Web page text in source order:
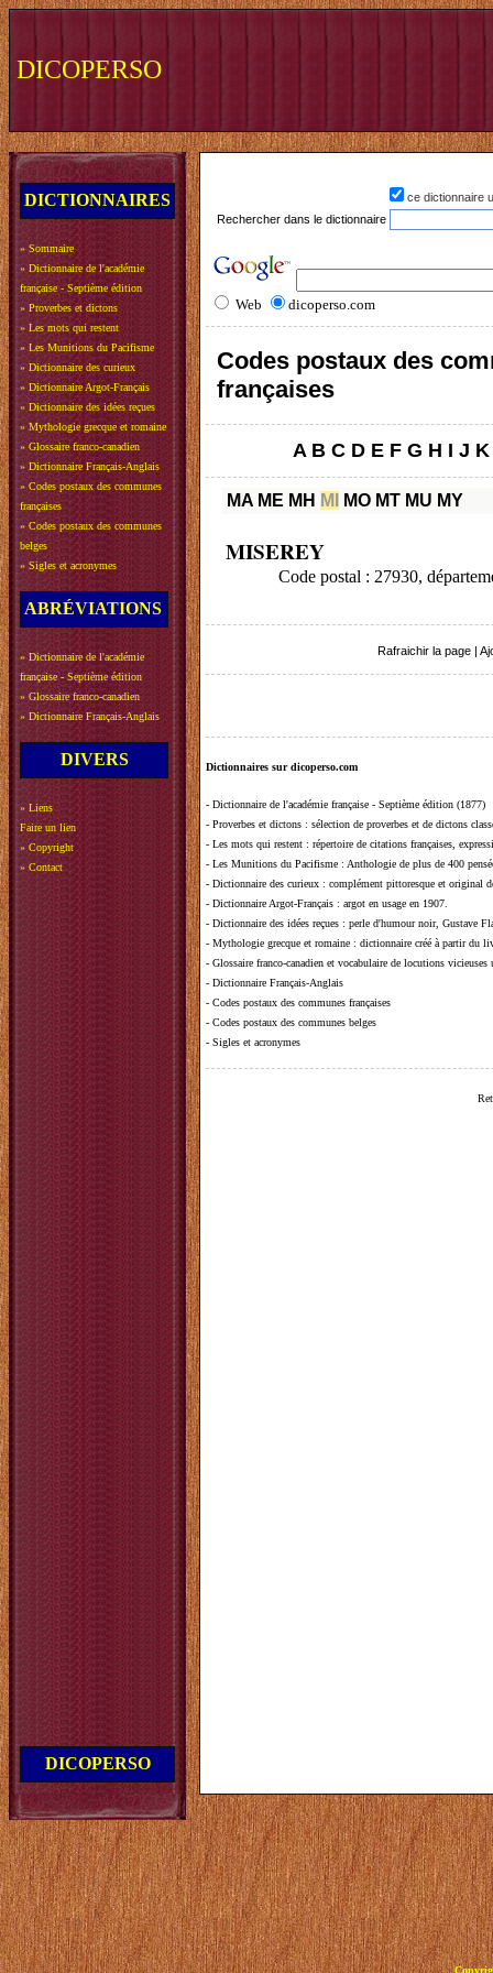
DICOPERSO
DICTIONNAIRES
» Sommaire
» Dictionnaire de l'académie
française - Septième édition
» Proverbes et dictons
» Les mots qui restent
» Les Munitions du Pacifisme
» Dictionnaire des curieux
» Dictionnaire Argot-Français
» Dictionnaire des idées reçues
» Mythologie grecque et romaine
» Glossaire franco-canadien
» Dictionnaire Français-Anglais
» Codes postaux des communes
françaises
» Codes postaux des communes
belges
» Sigles et acronymes
ABRÉVIATIONS
» Dictionnaire de l'académie
française - Septième édition
» Glossaire franco-canadien
» Dictionnaire Français-Anglais
DIVERS
» Liens
Faire un lien
» Copyright
» Contact
DICOPERSO
ce dictionnaire
Rechercher dans le dictionnaire
Web dicoperso.com
Codes postaux des
françaises
A B C D E F G H I J K
MA ME MH MI MO MT MU MY
MISEREY
Code postal : 27930,
Rafraichir la page
Dictionnaires sur dicoperso.com
- Dictionnaire de l'académie française - Septième édition (1877)
- Proverbes et dictons : sélection de proverbes et de dictons
- Les mots qui restent : répertoire de citations françaises,
- Les Munitions du Pacifisme : Anthologie de plus de 400
- Dictionnaire des curieux : complément pittoresque et original
- Dictionnaire Argot-Français : argot en usage en 1907.
- Dictionnaire des idées reçues : perle d'humour noir, Gustave
- Mythologie grecque et romaine : dictionnaire créé à partir du
- Glossaire franco-canadien et vocabulaire de locutions vicieuses
- Dictionnaire Français-Anglais
- Codes postaux des communes françaises
- Codes postaux des communes belges
- Sigles et acronymes